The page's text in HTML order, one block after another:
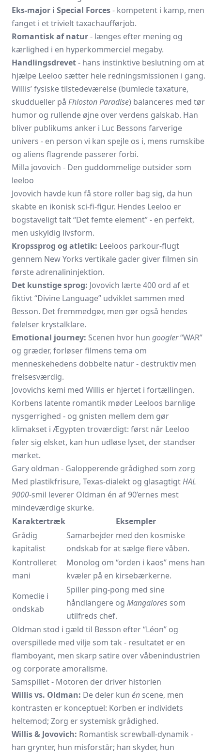
Eks-major i Special Forces- kompetent i kamp, men
fanget i et trivielt taxachauffør­job.
Romantisk af natur- længes efter mening og
kærlighed i en hyper­kommerciel megaby.
Handlingsdrevet- hans instinktive beslutning om at
hjælpe Leeloo sætter hele rednings­missionen i gang.
Willis’ fysiske tilstedeværelse (bumlede taxature,
skuddueller på Fhloston Paradise) balanceres med tør
humor og rullende øjne over verdens galskab. Han
bliver publikums anker i Luc Bessons farverige
univers - en person vi kan spejle os i, mens rumskibe
og aliens flagrende passerer forbi.
Milla jovovich - Den guddommelige outsider som
leeloo
Jovovich havde kun få store roller bag sig, da hun
skabte en ikonisk sci-fi-figur. Hendes Leeloo er
bogstaveligt talt “Det femte element” - en perfekt,
men uskyldig livsform.
Kropssprog og atletik: Leeloos parkour-flugt
gennem New Yorks vertikale gader giver filmen sin
første adrenalininjektion.
Det kunstige sprog: Jovovich lærte 400 ord af et
fiktivt “Divine Language” udviklet sammen med
Besson. Det fremmedgør, men gør også hendes
følelser krystalklare.
Emotional journey: Scenen hvor hun googler“WAR”
og græder, forløser filmens tema om
menneskehedens dobbelte natur - destruktiv men
frelsesværdig.
Jovovichs kemi med Willis er hjertet i fortællingen.
Korbens latente romantik møder Leeloos barnlige
nysgerrighed - og gnisten mellem dem gør
klimakset i Ægypten troværdigt: først når Leeloo
føler sig elsket, kan hun udløse lyset, der standser
mørket.
Gary oldman - Galopperende grådighed som zorg
Med plastikfrisure, Texas-dialekt og glasagtigtHAL
9000-smil leverer Oldman én af 90’ernes mest
mindeværdige skurke.
Karaktertræk
Eksempler
Grådig
kapitalist
Samarbejder med den kosmiske
ondskab for at sælge flere våben.
Kontrolleret
mani
Monolog om “orden i kaos” mens han
kvæler på en kirsebærkerne.
Komedie i
ondskab
Spiller ping-pong med sine
håndlangere og Mangalores som
utilfreds chef.
Oldman stod i gæld til Besson efter “Léon” og
overspillede med vilje som tak - resultatet er en
flamboyant, men skarp satire over våbenindustrien
og corporate amoralisme.
Samspillet - Motoren der driver historien
Willis vs. Oldman: De deler kun én scene, men
kontrasten er konceptuel: Korben er individets
heltemod; Zorg er systemisk grådighed.
Willis & Jovovich: Romantisk screwball-dynamik -
han grynter, hun misforstår; han skyder, hun